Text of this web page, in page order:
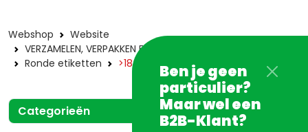
Ben je geen
particulier?
Maar wel een
B2B-Klant?
Webshop
Website
VERZAMELEN, VERPAKKEN EN VERZENDEN
Ronde etiketten
>18 mm
Categorieën